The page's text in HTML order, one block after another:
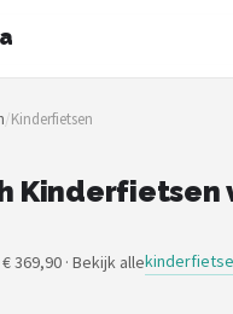
/Kinderfietsen
Kinderfietsen
€ 369,90 · Bekijk alle